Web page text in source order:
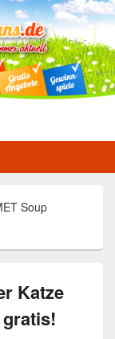
Soup
Katze